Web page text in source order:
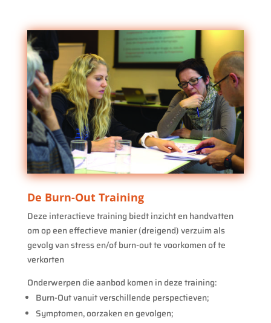
De Burn-Out Training
Deze interactieve training biedt inzicht en handvatten
om op een effectieve manier (dreigend) verzuim als
gevolg van stress en/of burn-out te voorkomen of te
verkorten
Onderwerpen die aanbod komen in deze training:
Burn-Out vanuit verschillende perspectieven;
Symptomen, oorzaken en gevolgen;